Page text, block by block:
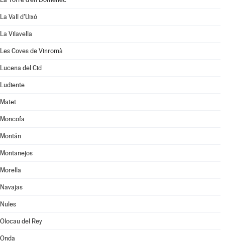
La Vall d'Uixó
La Vilavella
Les Coves de Vinromà
Lucena del Cid
Ludiente
Matet
Moncofa
Montán
Montanejos
Morella
Navajas
Nules
Olocau del Rey
Onda